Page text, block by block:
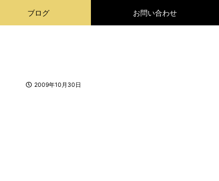
ブログ お問い合わせ
2009年10月30日